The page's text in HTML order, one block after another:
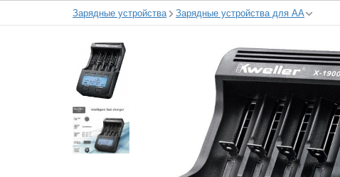
Зарядные устройства Зарядные устройства для АА